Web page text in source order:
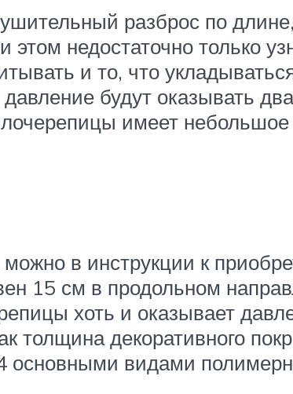
разброс по
недостаточно только
и то, что
будут оказывать
имеет
в инструкции к
15 см в продольном
хоть и оказывает
толщина декоративного
видами